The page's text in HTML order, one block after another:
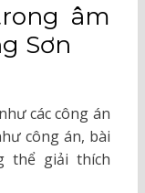
âm
Sơn
các công án
công án, bài
thể giải thích